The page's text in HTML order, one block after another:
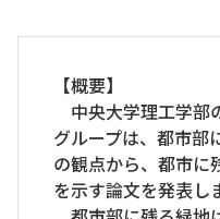
【概要】
中央大学理工学部
グループは、都市部
の観点から、都市に
を示す論文を発表し